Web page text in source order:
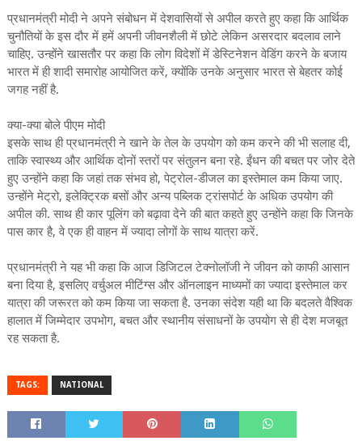
प्रधानमंत्री मोदी ने अपने संबोधन में देशवासियों से अपील करते हुए कहा कि आर्थिक
चुनौतियों के इस दौर में हमें अपनी जीवनशैली में छोटे लेकिन असरदार बदलाव लाने
चाहिए. उन्होंने खासतौर पर कहा कि लोग विदेशों में डेस्टिनेशन वेडिंग करने के बजाय
भारत में ही शादी समारोह आयोजित करें, क्योंकि उनके अनुसार भारत से बेहतर कोई
जगह नहीं है.
क्या-क्या बोले पीएम मोदी
इसके साथ ही प्रधानमंत्री ने खाने के तेल के उपयोग को कम करने की भी सलाह दी,
ताकि स्वास्थ्य और आर्थिक दोनों स्तरों पर संतुलन बना रहे. ईंधन की बचत पर जोर देते
हुए उन्होंने कहा कि जहां तक संभव हो, पेट्रोल-डीजल का इस्तेमाल कम किया जाए.
उन्होंने मेट्रो, इलेक्ट्रिक बसों और अन्य पब्लिक ट्रांसपोर्ट के अधिक उपयोग की
अपील की. साथ ही कार पूलिंग को बढ़ावा देने की बात कहते हुए उन्होंने कहा कि जिनके
पास कार है, वे एक ही वाहन में ज्यादा लोगों के साथ यात्रा करें.
प्रधानमंत्री ने यह भी कहा कि आज डिजिटल टेक्नोलॉजी ने जीवन को काफी आसान
बना दिया है, इसलिए वर्चुअल मीटिंग्स और ऑनलाइन माध्यमों का ज्यादा इस्तेमाल कर
यात्रा की जरूरत को कम किया जा सकता है. उनका संदेश यही था कि बदलते वैश्विक
हालात में जिम्मेदार उपभोग, बचत और स्थानीय संसाधनों के उपयोग से ही देश मजबूत
रह सकता है.
TAGS: NATIONAL